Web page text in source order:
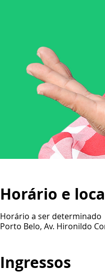
Horário e
Horário a ser determinado
Porto Belo, Av. Hironildo
Ingressos